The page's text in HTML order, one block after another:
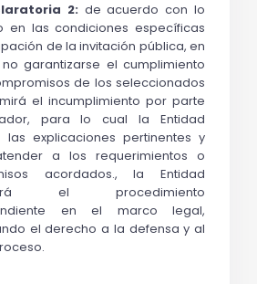
2: de acuerdo con lo
en las condiciones específicas
de la invitación pública, en
garantizarse el cumplimiento
de los seleccionados
el incumplimiento por parte
para lo cual la Entidad
las explicaciones pertinentes y
a los requerimientos o
acordados., la Entidad
el procedimiento
en el marco legal,
el derecho a la defensa y al